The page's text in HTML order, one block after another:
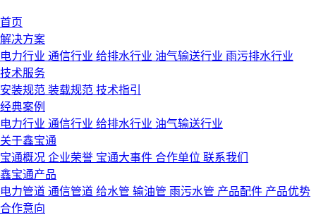
首页
解决方案
电力行业 通信行业 给排水行业 油气输送行业 雨污排水行业
技术服务
安装规范 装载规范 技术指引
经典案例
电力行业 通信行业 给排水行业 油气输送行业
关于鑫宝通
宝通概况 企业荣誉 宝通大事件 合作单位 联系我们
鑫宝通产品
电力管道 通信管道 给水管 输油管 雨污水管 产品配件 产品优势
合作意向